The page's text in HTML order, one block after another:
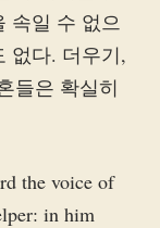
속일 수 없으
없다. 더우기,
들은 확실히
the voice of
in him